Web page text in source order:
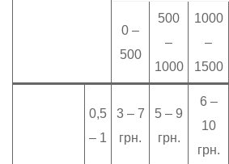
0 –
500
500
–
1000
1000
–
1500
0,5
– 1
3 – 7
грн.
5 – 9
грн.
6 –
10
грн.